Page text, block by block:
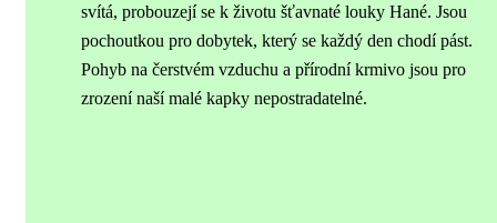
svítá, probouzejí se k životu šťavnaté louky Hané. Jsou
pochoutkou pro dobytek, který se každý den chodí pást.
Pohyb na čerstvém vzduchu a přírodní krmivo jsou pro
zrození naší malé kapky nepostradatelné.